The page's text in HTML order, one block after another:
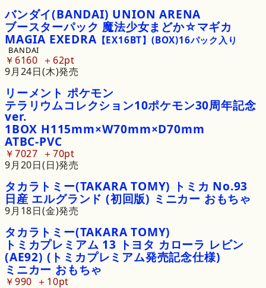
バンダイ(BANDAI) UNION ARENA
ブースターパック 魔法少女まどか☆マギカ
MAGIA EXEDRA 【EX16BT】(BOX)16パック入り
BANDAI
￥6160
62pt
9月24日(木)発売
リーメント ポケモン
テラリウムコレクション10ポケモン30周年記念
ver.
1BOX H115mm×W70mm×D70mm
ATBC-PVC
￥7027
70pt
9月20日(日)発売
タカラトミー(TAKARA TOMY) トミカ No.93
日産 エルグランド (初回版) ミニカー おもちゃ
9月18日(金)発売
タカラトミー(TAKARA TOMY)
トミカプレミアム 13 トヨタ カローラ レビン
(AE92) (トミカプレミアム発売記念仕様)
ミニカー おもちゃ
￥990
10pt